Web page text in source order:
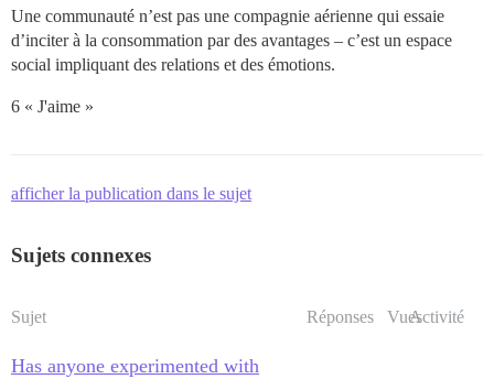
Une communauté n’est pas une compagnie aérienne qui essaie
d’inciter à la consommation par des avantages – c’est un espace
social impliquant des relations et des émotions.
6 « J'aime »
afficher la publication dans le sujet
Sujets connexes
Sujet Réponses VuesActivité
Has anyone experimented with